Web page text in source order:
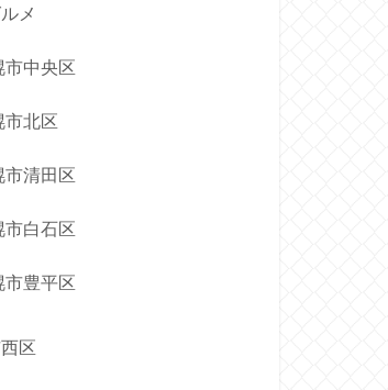
メ
市中央区
市北区
市清田区
市白石区
市豊平区
区